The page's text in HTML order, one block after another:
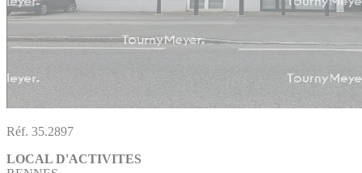
Réf. 35.2897
LOCAL D'ACTIVITES